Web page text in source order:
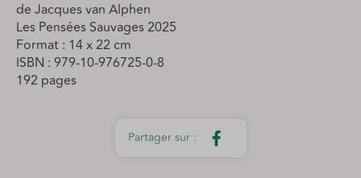
de Jacques van Alphen
Les Pensées Sauvages 2025
Format : 14 x 22 cm
ISBN : 979-10-976725-0-8
192 pages